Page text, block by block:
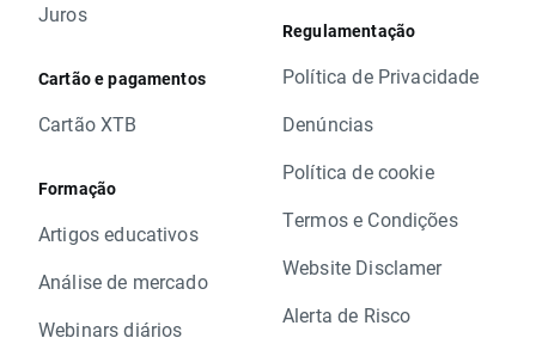
Juros
Cartão e pagamentos
Cartão XTB
Formação
Artigos educativos
Análise de mercado
Webinars diários
Regulamentação
Política de Privacidade
Denúncias
Política de cookie
Termos e Condições
Website Disclamer
Alerta de Risco